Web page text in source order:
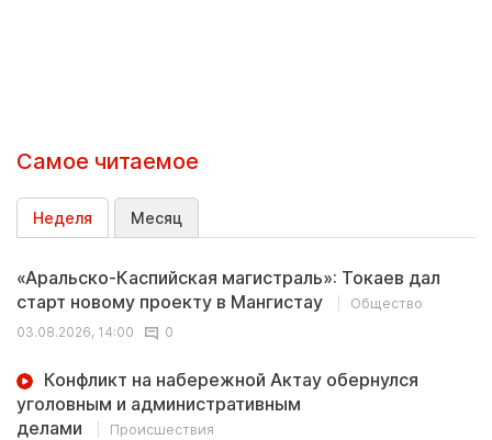
Самое читаемое
Неделя Месяц
«Аральско-Каспийская магистраль»: Токаев дал
старт новому проекту в Мангистау
Общество
03.08.2026, 14:00
0
Конфликт на набережной Актау обернулся
уголовным и административным
делами
Происшествия